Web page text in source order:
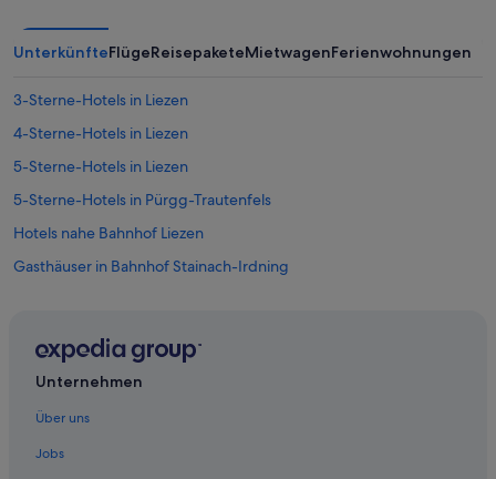
UnterkünfteFlügeReisepaketeMietwagenFerienwohnungen
3-Sterne-Hotels in Liezen
4-Sterne-Hotels in Liezen
5-Sterne-Hotels in Liezen
5-Sterne-Hotels in Pürgg-Trautenfels
Hotels nahe Bahnhof Liezen
Gasthäuser in Bahnhof Stainach-Irdning
Hotels nahe Bergbahn Tauplitz
Unternehmen
Über uns
Jobs